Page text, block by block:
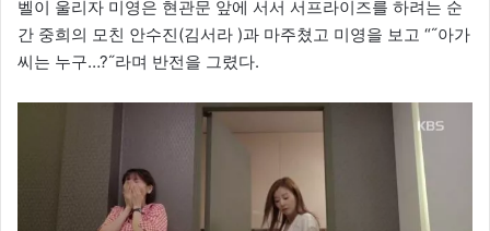
벨이 울리자 미영은 현관문 앞에 서서 서프라이즈를 하려는 순
간 중희의 모친 안수진(김서라 )과 마주쳤고 미영을 보고 “˝아가
씨는 누구…?˝라며 반전을 그렸다.